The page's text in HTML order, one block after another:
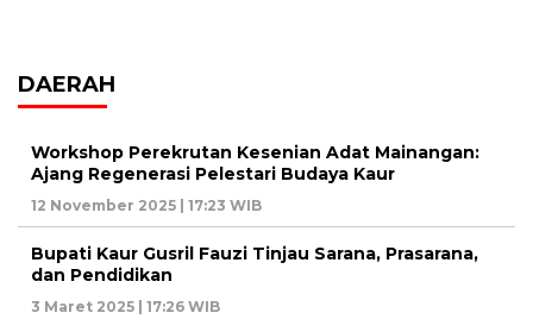
DAERAH
Workshop Perekrutan Kesenian Adat Mainangan:
Ajang Regenerasi Pelestari Budaya Kaur
12 November 2025 | 17:23 WIB
Bupati Kaur Gusril Fauzi Tinjau Sarana, Prasarana,
dan Pendidikan
3 Maret 2025 | 17:26 WIB